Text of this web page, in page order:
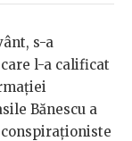
s-a
l-a calificat
Bănescu a